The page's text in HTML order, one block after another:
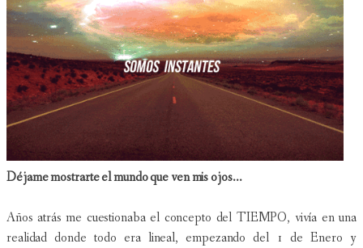
Déjame mostrarte el mundo que ven mis ojos...
Años atrás me cuestionaba el concepto del TIEMPO, vivía en una
realidad donde todo era lineal, empezando del 1 de Enero y